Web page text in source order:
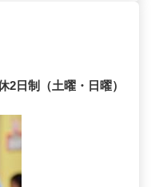
日制（土曜・日曜）